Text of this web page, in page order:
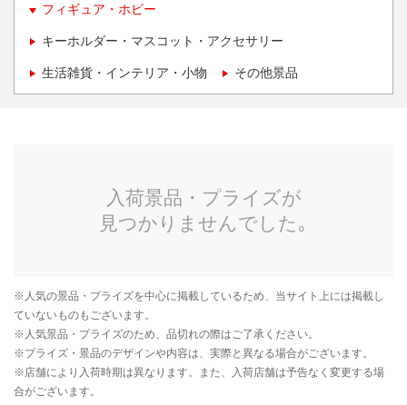
フィギュア・ホビー
キーホルダー・マスコット・アクセサリー
生活雑貨・インテリア・小物 その他景品